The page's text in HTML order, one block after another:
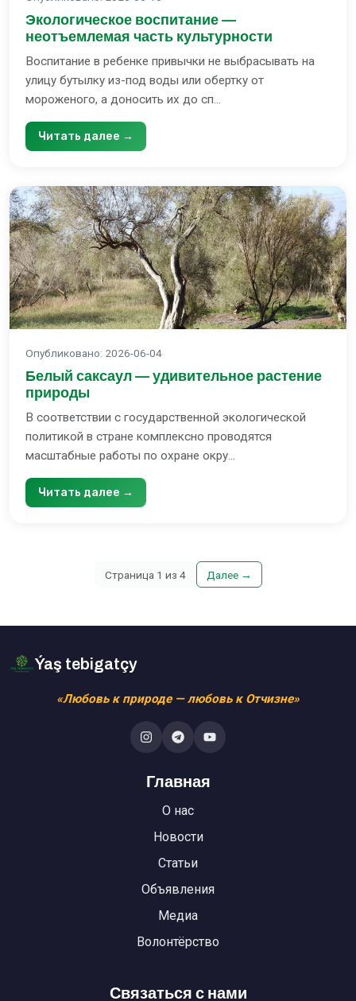
Экологическое воспитание —
неотъемлемая часть культурности
Воспитание в ребенке привычки не выбрасывать на
улицу бутылку из-под воды или обертку от
мороженого, а доносить их до сп...
Читать далее →
Опубликовано: 2026-06-04
Белый саксаул — удивительное растение
природы
В соответствии с государственной экологической
политикой в стране комплексно проводятся
масштабные работы по охране окру...
Читать далее →
Страница 1 из 4 Далее→
Ýaş tebigatçy
«Любовь к природе — любовь к Отчизне»
Главная
О нас
Новости
Статьи
Объявления
Медиа
Волонтёрство
Связаться с нами